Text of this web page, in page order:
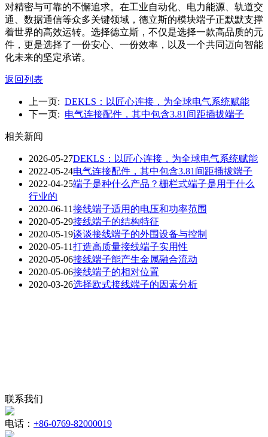
对精密与可靠的不懈追求。在工业自动化、电力能源、轨道交
通、数据通信等众多关键领域，德立斯的模块端子正默默支撑
着世界的高效运转。选择德立斯，不仅是选择一款高品质的元
件，更是选择了一份安心、一份效率，以及一个共同迈向智能
化未来的坚定承诺。
返回列表
上一页: DEKLS：以匠心连接，为全球电气系统赋能
下一页: 电气连接配件，其中包含3.81间距插拔端子
相关新闻
2026-05-27DEKLS：以匠心连接，为全球电气系统赋能
2022-05-24电气连接配件，其中包含3.81间距插拔端子
2022-04-25端子是种什么产品？栅栏式端子是用于什么
行业的
2020-06-11接线端子适用的电压和功率范围
2020-05-29接线端子的结构特征
2020-05-19谈谈接线端子的外围设备与控制
2020-05-11打造高质量接线端子实用性
2020-05-06接线端子能产生金属融合流动
2020-05-06接线端子的相对位置
2020-03-26选择欧式接线端子的因素分析
联系我们
电话： +86-0769-82000019